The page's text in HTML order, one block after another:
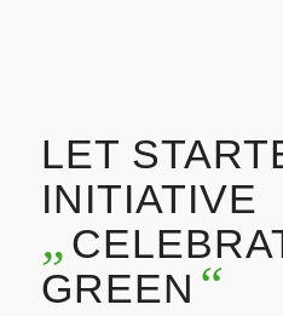
LET
INITIATIVE
„
GREEN “